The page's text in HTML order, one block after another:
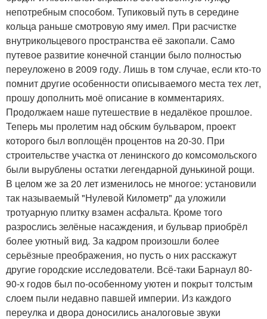
непотребным способом. Тупиковый путь в середине
кольца раньше смотровую яму имел. При расчистке
внутрикольцевого пространства её закопали. Само
путевое развитие конечной станции было полностью
переуложено в 2009 году. Лишь в том случае, если кто-то
помнит другие особенности описываемого места тех лет,
прошу дополнить моё описание в комментариях.
Продолжаем наше путешествие в недалёкое прошлое.
Теперь мы пролетим над обским бульваром, проект
которого был воплощён процентов на 20-30. При
строительстве участка от ленинского до комсомольского
были вырублены остатки легендарной дунькиной рощи.
В целом же за 20 лет изменилось не многое: установили
так называемый "Нулевой Километр" да уложили
тротуарную плитку взамен асфальта. Кроме того
разрослись зелёные насаждения, и бульвар приобрёл
более уютный вид. За кадром произошли более
серьёзные преображения, но пусть о них расскажут
другие городские исследователи. Всё-таки Барнаул 80-
90-х годов был по-особенному уютен и покрыт толстым
слоем пыли недавно павшей империи. Из каждого
переулка и двора доносились аналоговые звуки